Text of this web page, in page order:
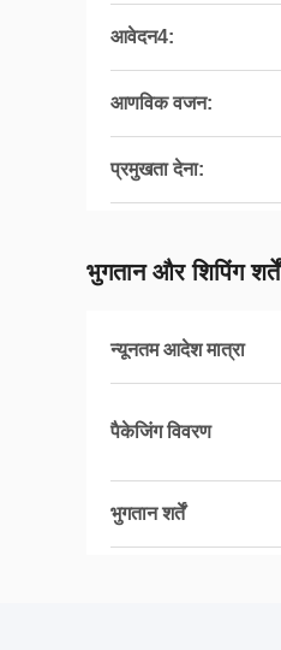
आवेदन4:
आणविक वजन:
प्रमुखता देना:
भुगतान और शिपिंग शर्तें
न्यूनतम आदेश मात्रा
पैकेजिंग विवरण
भुगतान शर्तें